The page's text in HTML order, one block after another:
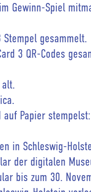
Gewinn-Spiel
gesammelt.
3 QR-Codes
auf Papier
in Schleswig-
der digitalen
bis zum 30.